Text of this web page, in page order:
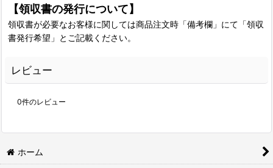
【領収書の発行について】
領収書が必要なお客様に関しては商品注文時「備考欄」にて「領収
書発行希望」とご記載ください。
レビュー
0件のレビュー
ホーム